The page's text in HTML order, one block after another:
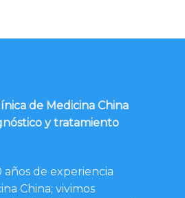
de Medicina China
y tratamiento
años de experiencia
China; vivimos